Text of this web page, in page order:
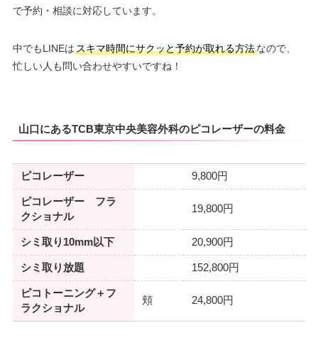
で予約・相談に対応しています。
中でもLINEはスキマ時間にサクッと予約が取れる方法なので、
忙しい人も問い合わせやすいですね！
山口にあるTCB東京中央美容外科のピコレーザーの料金
ピコレーザー 9,800円
ピコレーザー フラ
クショナル
19,800円
シミ取り10mm以下 20,900円
シミ取り放題 152,800円
ピコトーニング＋フ
ラクショナル
頬 24,800円